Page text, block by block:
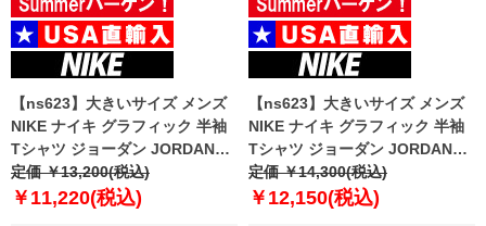
【ns623】大きいサイズ メンズ
NIKE ナイキ グラフィック 半袖
Tシャツ ジョーダン JORDAN
BRAND USA直輸入 if3112
定価 ￥13,200(税込)
￥11,220(税込)
【ns623】大きいサイズ メンズ
NIKE ナイキ グラフィック 半袖
Tシャツ ジョーダン JORDAN
BRAND USA直輸入 iq0708
定価 ￥14,300(税込)
￥12,150(税込)